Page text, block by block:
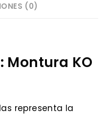
(0)
Montura KO
representa la